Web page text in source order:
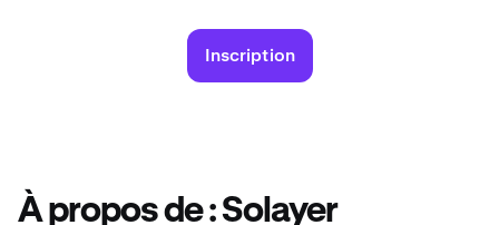
Inscription
À propos de : Solayer